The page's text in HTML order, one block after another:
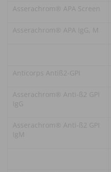
Asserachrom® APA Screen
Asserachrom® APA IgG, M
Anticorps Antiß2-GPI
Asserachrom® Anti-ß2 GPI
IgG
Asserachrom® Anti-ß2 GPI
IgM